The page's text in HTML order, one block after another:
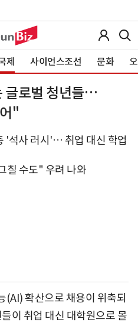
제 사이언스조선 문화
글로벌 청년들…
"
'석사 러시'… 취업 대신 학업
칠 수도" 우려 나와
(AI) 확산으로 채용이 위축되
이 취업 대신 대학원으로 몰